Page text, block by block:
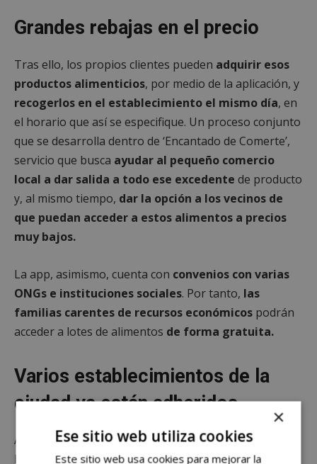
Grandes rebajas en el precio
Tras ello, los propios clientes pueden adquirir esos
productos alimenticios, por medio de la aplicación, y
recogerlos en el establecimiento el mismo día, en
el horario que así se especifique. Un proceso conjunto
que se desarrolla dentro de ‘Encantado de Comerte’,
servicio que busca ayudar al pequeño comercio
local a dar salida a todo ese excedente de producto
y, al mismo tiempo, dar la opción a los vecinos de
que puedan acceder a estos alimentos a precios
muy bajos.
La app, asimismo, cuenta con convenios con varias
ONGs e instituciones sociales. Por tanto, las
familias carentes de recursos económicos podrán
acceder a lotes de alimentos de forma gratuita.
Varios establecimientos de la
ciudad ya están adheridos
Actualmente, hay varios comercios de Alcorcón que se
han adscrito a ‘Encantado de Comerte’. Entre ellas, las
×
Ese sitio web utiliza cookies
Este sitio web usa cookies para mejorar la